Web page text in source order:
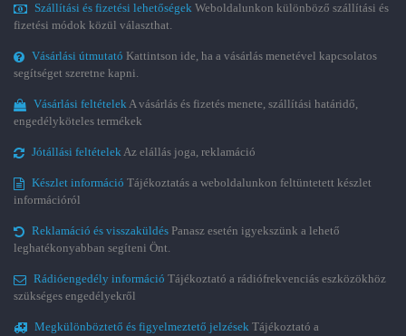
Szállítási és fizetési lehetőségek Weboldalunkon különböző szállítási és
fizetési módok közül választhat.
Vásárlási útmutató Kattintson ide, ha a vásárlás menetével kapcsolatos
segítséget szeretne kapni.
Vásárlási feltételekA vásárlás és fizetés menete, szállítási határidő,
engedélyköteles termékek
Jótállási feltételekAz elállás joga, reklamáció
Készlet információ Tájékoztatás a weboldalunkon feltüntetett készlet
információról
Reklamáció és visszaküldés Panasz esetén igyekszünk a lehető
leghatékonyabban segíteni Önt.
Rádióengedély információ Tájékoztató a rádiófrekvenciás eszközökhöz
szükséges engedélyekről
Megkülönböztető és figyelmeztető jelzések Tájékoztató a